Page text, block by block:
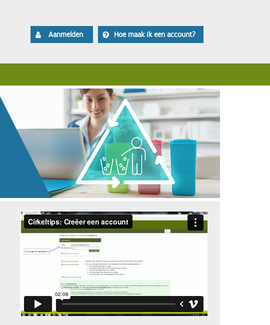
Aanmelden Hoe maak ik een account?